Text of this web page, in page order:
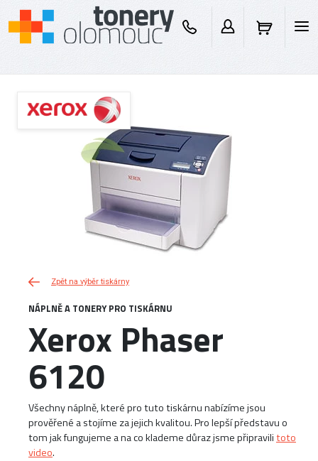
Zpět na výběr tiskárny
NÁPLNĚ A TONERY PRO TISKÁRNU
Xerox Phaser
6120
Všechny náplně, které pro tuto tiskárnu nabízíme jsou
prověřené a stojíme za jejich kvalitou. Pro lepší představu o
tom jak fungujeme a na co klademe důraz jsme připravilitoto
video.